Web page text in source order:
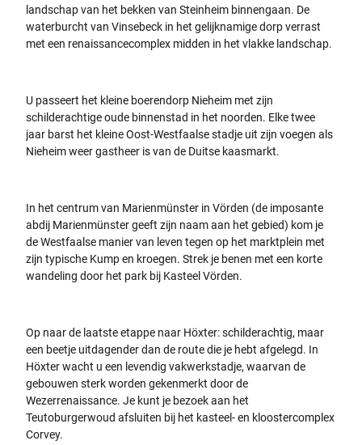
landschap van het bekken van Steinheim binnengaan. De
waterburcht van Vinsebeck in het gelijknamige dorp verrast
met een renaissancecomplex midden in het vlakke landschap.
U passeert het kleine boerendorp Nieheim met zijn
schilderachtige oude binnenstad in het noorden. Elke twee
jaar barst het kleine Oost-Westfaalse stadje uit zijn voegen als
Nieheim weer gastheer is van de Duitse kaasmarkt.
In het centrum van Marienmünster in Vörden (de imposante
abdij Marienmünster geeft zijn naam aan het gebied) kom je
de Westfaalse manier van leven tegen op het marktplein met
zijn typische Kump en kroegen. Strek je benen met een korte
wandeling door het park bij Kasteel Vörden.
Op naar de laatste etappe naar Höxter: schilderachtig, maar
een beetje uitdagender dan de route die je hebt afgelegd. In
Höxter wacht u een levendig vakwerkstadje, waarvan de
gebouwen sterk worden gekenmerkt door de
Wezerrenaissance. Je kunt je bezoek aan het
Teutoburgerwoud afsluiten bij het kasteel- en kloostercomplex
Corvey.